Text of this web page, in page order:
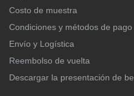
Costo de muestra
Condiciones y métodos de pago
Envío y Logística
Reembolso de vuelta
Descargar la presentación de